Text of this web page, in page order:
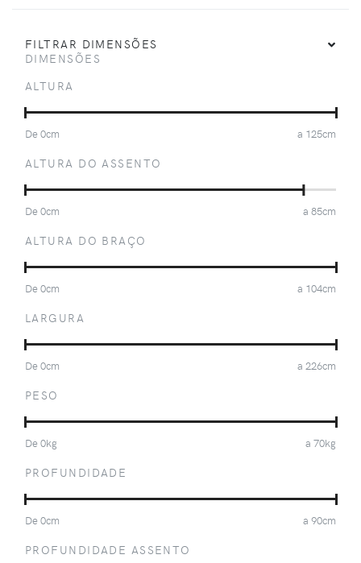
FILTRAR DIMENSÕES
DIMENSÕES
ALTURA
De0cm a 125cm
ALTURA DO ASSENTO
De0cm a 85cm
ALTURA DO BRAÇO
De0cm a 104cm
LARGURA
De0cm a 226cm
PESO
De0kg a 70kg
PROFUNDIDADE
De0cm a 90cm
PROFUNDIDADE ASSENTO